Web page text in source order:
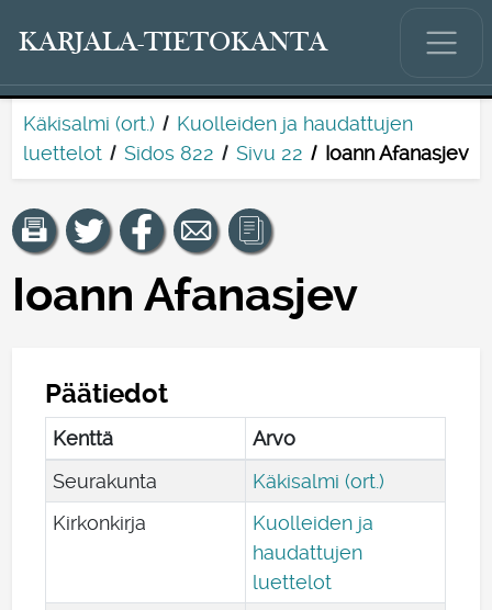
KARJALA-TIETOKANTA
Käkisalmi (ort.)
Kuolleiden ja haudattujen
luettelot
Sidos 822 Sivu 22 Ioann Afanasjev
Ioann Afanasjev
Päätiedot
Kenttä
Arvo
Seurakunta
Käkisalmi (ort.)
Kirkonkirja
Kuolleiden ja
haudattujen
luettelot